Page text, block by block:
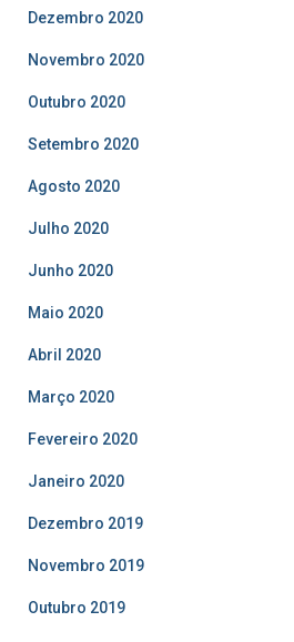
Dezembro 2020
Novembro 2020
Outubro 2020
Setembro 2020
Agosto 2020
Julho 2020
Junho 2020
Maio 2020
Abril 2020
Março 2020
Fevereiro 2020
Janeiro 2020
Dezembro 2019
Novembro 2019
Outubro 2019